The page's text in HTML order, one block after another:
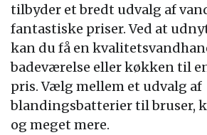
tilbyder et bredt udvalg af
fantastiske priser. Ved at
kan du få en
badeværelse eller køkken til
pris. Vælg mellem et udvalg af
blandingsbatterier til bruser,
og meget mere.